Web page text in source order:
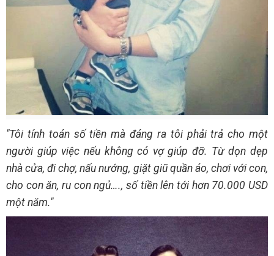
"Tôi tính toán số tiền mà đáng ra tôi phải trả cho một
người giúp việc nếu không có vợ giúp đỡ. Từ dọn dẹp
nhà cửa, đi chợ, nấu nướng, giặt giũ quần áo, chơi với con,
cho con ăn, ru con ngủ…., số tiền lên tới hơn 70.000 USD
một năm."